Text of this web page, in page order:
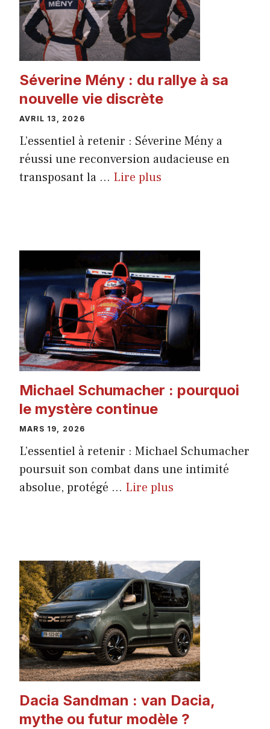
Séverine Mény : du rallye à sa
nouvelle vie discrète
AVRIL 13, 2026
L’essentiel à retenir : Séverine Mény a
réussi une reconversion audacieuse en
transposant la ... Lire plus
Michael Schumacher : pourquoi
le mystère continue
MARS 19, 2026
L’essentiel à retenir : Michael Schumacher
poursuit son combat dans une intimité
absolue, protégé ... Lire plus
Dacia Sandman : van Dacia,
mythe ou futur modèle ?